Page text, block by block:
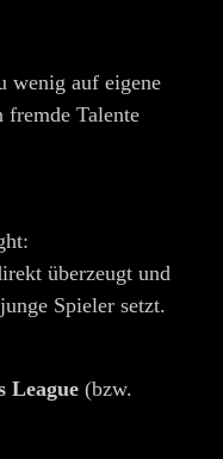
wenig auf eigene
fremde Talente
überzeugt und
Spieler setzt.
League (bzw.